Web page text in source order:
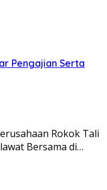
Pengajian Serta
Rokok Tali
Bersama di…